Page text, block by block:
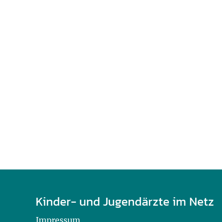
Kinder- und Jugendärzte im Netz
Impressum